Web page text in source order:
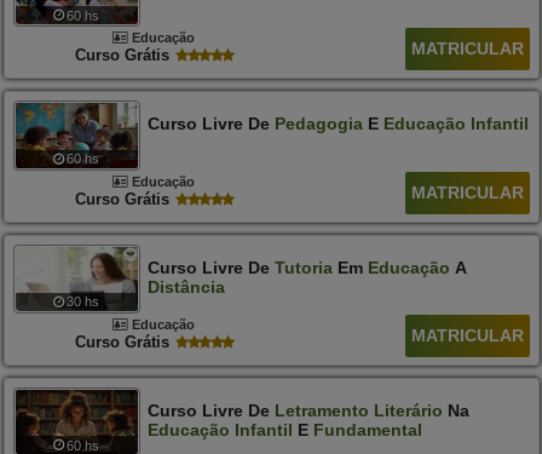
60 hs
Educação
Curso Grátis MATRICULAR
60 hs
Curso Livre De PedagogiaE Educação Infantil
Educação
Curso Grátis MATRICULAR
30 hs
Curso Livre De TutoriaEm Educação A
Distância
Educação
Curso Grátis MATRICULAR
60 hs
Curso Livre De Letramento Literário Na
Educação Infantil E Fundamental